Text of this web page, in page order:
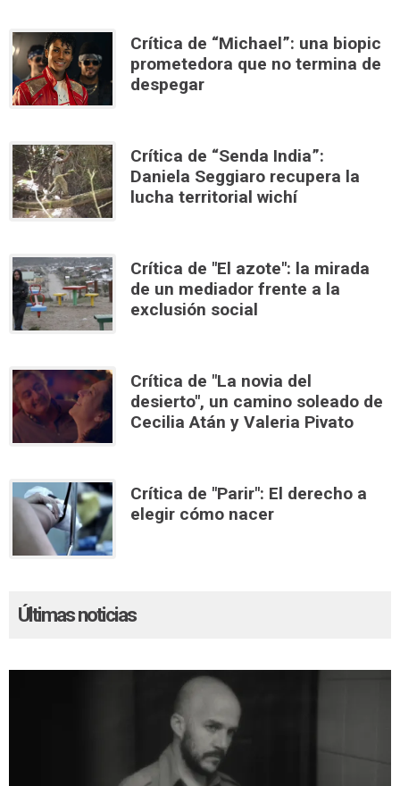
Crítica de “Michael”: una biopic
prometedora que no termina de
despegar
Crítica de “Senda India”:
Daniela Seggiaro recupera la
lucha territorial wichí
Crítica de "El azote": la mirada
de un mediador frente a la
exclusión social
Crítica de "La novia del
desierto", un camino soleado de
Cecilia Atán y Valeria Pivato
Crítica de "Parir": El derecho a
elegir cómo nacer
Últimas noticias